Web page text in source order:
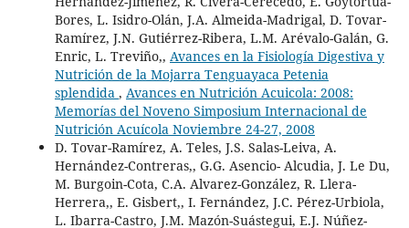
Bores, L. Isidro-Olán, J.A. Almeida-Madrigal, D. Tovar-
Ramírez, J.N. Gutiérrez-Ribera, L.M. Arévalo-Galán, G.
Enric, L. Treviño,, Avances en la Fisiología Digestiva y
Nutrición de la Mojarra Tenguayaca Petenia
splendida , Avances en Nutrición Acuicola: 2008:
Memorías del Noveno Simposium Internacional de
Nutrición Acuícola Noviembre 24-27, 2008
D. Tovar-Ramírez, A. Teles, J.S. Salas-Leiva, A.
Hernández-Contreras,, G.G. Asencio- Alcudia, J. Le Du,
M. Burgoin-Cota, C.A. Alvarez-González, R. Llera-
Herrera,, E. Gisbert,, I. Fernández, J.C. Pérez-Urbiola,
L. Ibarra-Castro, J.M. Mazón-Suástegui, E.J. Núñez-